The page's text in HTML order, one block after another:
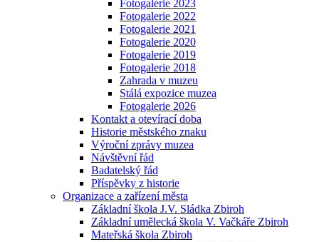
Fotogalerie 2023
Fotogalerie 2022
Fotogalerie 2021
Fotogalerie 2020
Fotogalerie 2019
Fotogalerie 2018
Zahrada v muzeu
Stálá expozice muzea
Fotogalerie 2026
Kontakt a otevírací doba
Historie městského znaku
Výroční zprávy muzea
Návštěvní řád
Badatelský řád
Příspěvky z historie
Organizace a zařízení města
Základní škola J.V. Sládka Zbiroh
Základní umělecká škola V. Vačkáře Zbiroh
Mateřská škola Zbiroh